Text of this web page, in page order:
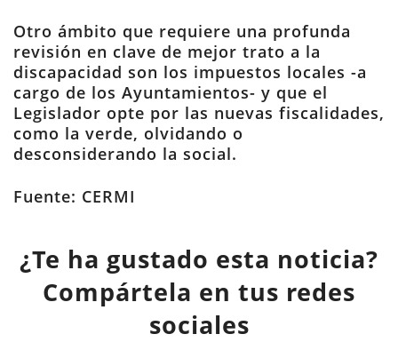
Otro ámbito que requiere una profunda
revisión en clave de mejor trato a la
discapacidad son los impuestos locales -a
cargo de los Ayuntamientos- y que el
Legislador opte por las nuevas fiscalidades,
como la verde, olvidando o
desconsiderando la social.
Fuente: CERMI
¿Te ha gustado esta noticia?
Compártela en tus redes
sociales